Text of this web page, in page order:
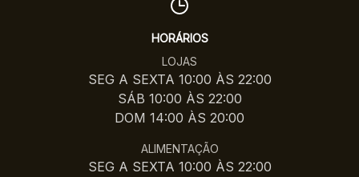
HORÁRIOS
LOJAS
SEG A SEXTA 10:00 ÀS 22:00
SÁB 10:00 ÀS 22:00
DOM 14:00 ÀS 20:00
ALIMENTAÇÃO
SEG A SEXTA 10:00 ÀS 22:00